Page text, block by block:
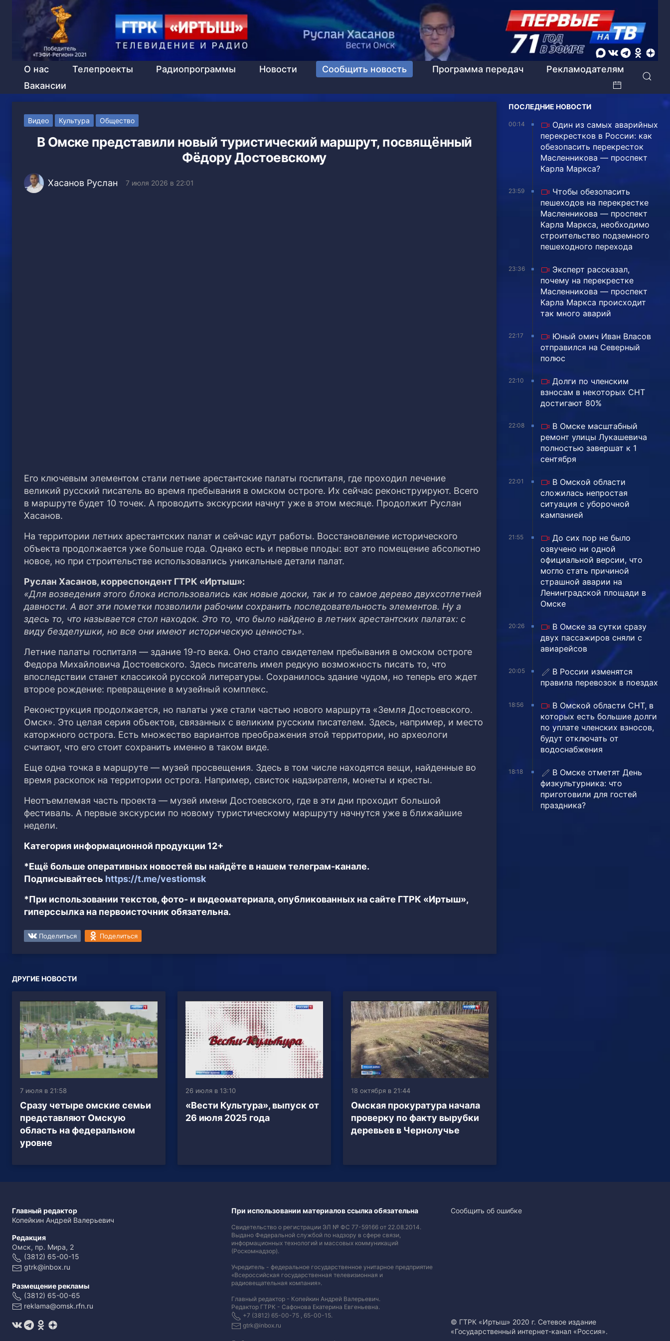
О нас Телепроекты Радиопрограммы Новости Сообщить новость Программа передач
Рекламодателям
Вакансии
Видео Культура Общество
В Омске представили новый туристический маршрут, посвящённый
Фёдору Достоевскому
Хасанов Руслан 7 июля 2026 в 22:01
Его ключевым элементом стали летние арестантские палаты госпиталя, где проходил лечение
великий русский писатель во время пребывания в омском остроге. Их сейчас реконструируют. Всего
в маршруте будет 10 точек. А проводить экскурсии начнут уже в этом месяце. Продолжит Руслан
Хасанов.
На территории летних арестантских палат и сейчас идут работы. Восстановление исторического
объекта продолжается уже больше года. Однако есть и первые плоды: вот это помещение абсолютно
новое, но при строительстве использовались уникальные детали палат.
Руслан Хасанов, корреспондент ГТРК «Иртыш»:
«Для возведения этого блока использовались как новые доски, так и то самое дерево двухсотлетней
давности. А вот эти пометки позволили рабочим сохранить последовательность элементов. Ну а
здесь то, что называется стол находок. Это то, что было найдено в летних арестантских палатах: с
виду безделушки, но все они имеют историческую ценность».
Летние палаты госпиталя — здание 19-го века. Оно стало свидетелем пребывания в омском остроге
Федора Михайловича Достоевского. Здесь писатель имел редкую возможность писать то, что
впоследствии станет классикой русской литературы. Сохранилось здание чудом, но теперь его ждет
второе рождение: превращение в музейный комплекс.
Реконструкция продолжается, но палаты уже стали частью нового маршрута «Земля Достоевского.
Омск». Это целая серия объектов, связанных с великим русским писателем. Здесь, например, и место
каторжного острога. Есть множество вариантов преображения этой территории, но археологи
считают, что его стоит сохранить именно в таком виде.
Еще одна точка в маршруте — музей просвещения. Здесь в том числе находятся вещи, найденные во
время раскопок на территории острога. Например, свисток надзирателя, монеты и кресты.
Неотъемлемая часть проекта — музей имени Достоевского, где в эти дни проходит большой
фестиваль. А первые экскурсии по новому туристическому маршруту начнутся уже в ближайшие
недели.
Категория информационной продукции 12+
*Ещё больше оперативных новостей вы найдёте в нашем телеграм-канале.
Подписывайтесь https://t.me/vestiomsk
*При использовании текстов, фото- и видеоматериала, опубликованных на сайте ГТРК «Иртыш»,
гиперссылка на первоисточник обязательна.
Поделиться Поделиться
ДРУГИЕ НОВОСТИ
7 июля в 21:58
Сразу четыре омские семьи
представляют Омскую
область на федеральном
уровне
26 июля в 13:10
«Вести Культура», выпуск от
26 июля 2025 года
18 октября в 21:44
Омская прокуратура начала
проверку по факту вырубки
деревьев в Чернолучье
ПОСЛЕДНИЕ НОВОСТИ
00:14
Один из самых аварийных
перекрестков в России: как
обезопасить перекресток
Масленникова — проспект
Карла Маркса?
23:59
Чтобы обезопасить
пешеходов на перекрестке
Масленникова — проспект
Карла Маркса, необходимо
строительство подземного
пешеходного перехода
23:36
Эксперт рассказал,
почему на перекрестке
Масленникова — проспект
Карла Маркса происходит
так много аварий
22:17
Юный омич Иван Власов
отправился на Северный
полюс
22:10
Долги по членским
взносам в некоторых СНТ
достигают 80%
22:08
В Омске масштабный
ремонт улицы Лукашевича
полностью завершат к 1
сентября
22:01
В Омской области
сложилась непростая
ситуация с уборочной
кампанией
21:55
До сих пор не было
озвучено ни одной
официальной версии, что
могло стать причиной
страшной аварии на
Ленинградской площади в
Омске
20:26
В Омске за сутки сразу
двух пассажиров сняли с
авиарейсов
20:05
В России изменятся
правила перевозок в поездах
18:56
В Омской области СНТ, в
которых есть большие долги
по уплате членских взносов,
будут отключать от
водоснабжения
18:18
В Омске отметят День
физкультурника: что
приготовили для гостей
праздника?
Главный редактор
Копейкин Андрей Валерьевич
Редакция
Омск, пр. Мира, 2
(3812) 65-00-15
gtrk@inbox.ru
Размещение рекламы
(3812) 65-00-65
reklama@omsk.rfn.ru
При использовании материалов ссылка обязательна
Свидетельство о регистрации ЭЛ № ФС 77-59166 от 22.08.2014.
Выдано Федеральной службой по надзору в сфере связи,
информационных технологий и массовых коммуникаций
(Роскомнадзор).
Учредитель - федеральное государственное унитарное предприятие
«Всероссийская государственная телевизионная и
радиовещательная компания».
Главный редактор - Копейкин Андрей Валерьевич.
Редактор ГТРК - Сафонова Екатерина Евгеньевна.
+7 (3812) 65-00-75 , 65-00-15.
gtrk@inbox.ru
Сообщить об ошибке
© ГТРК «Иртыш» 2020 г. Сетевое издание
«Государственный интернет-канал «Россия».